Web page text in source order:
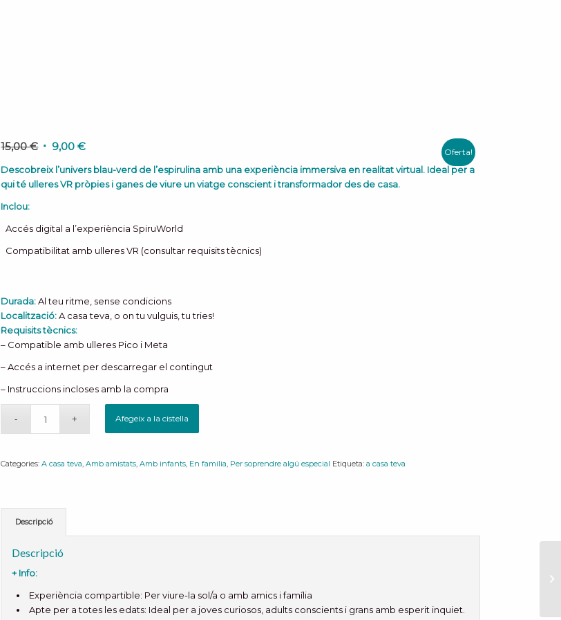
Oferta!
15,00€ El
preu
original
9,00€El
preu
actual
Descobreix l’univers blau-verd de l’espirulina amb una experiència immersiva en realitat virtual. Ideal per a
qui té ulleres VR pròpies i ganes de viure un viatge conscient i transformador des de casa.
Inclou:
Accés digital a l’experiència SpiruWorld
Compatibilitat amb ulleres VR (consultar requisits tècnics)
Durada:Al teu ritme, sense condicions
Localització:A casa teva, o on tu vulguis, tu tries!
Requisits tècnics:
– Compatible amb ulleres Pico i Meta
– Accés a internet per descarregar el contingut
– Instruccions incloses amb la compra
Afegeix a la cistella
Categories:A casa teva,Amb amistats,Amb infants, En família, Per soprendre algú especial Etiqueta:a casa teva
Descripció
Descripció
+ Info:
Experiència compartible: Per viure-la sol/a o amb amics i família
Apte per a totes les edats: Ideal per a joves curiosos, adults conscients i grans amb esperit inquiet.